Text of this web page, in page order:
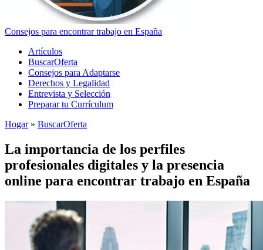
Consejos para encontrar trabajo en España
Artículos
BuscarOferta
Consejos para Adaptarse
Derechos y Legalidad
Entrevista y Selección
Preparar tu Currículum
Hogar» BuscarOferta
La importancia de los perfiles
profesionales digitales y la presencia
online para encontrar trabajo en España